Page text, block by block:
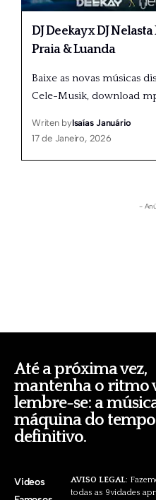
DJ Deekay x DJ
Praia & Luanda
Baixe as novas músicas
Cele-Musik, download
Writen byIsaías Januário
17 de Janeiro, 2026
-
Até a próxima vez,
mantenha o ritmo
lembre-se: a
máquina do tempo
definitivo.
Videos
AVISO LEGAL:
todas as 9vidades